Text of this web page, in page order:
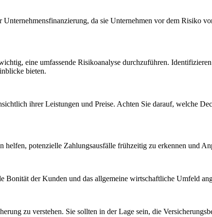
da sie‍ Unternehmen vor dem Risiko
eine umfassende Risikoanalyse⁤ durchzuführen.
bieten.
ihrer Leistungen und Preise. Achten ‌Sie ​darauf, welche
potenzielle Zahlungsausfälle frühzeitig zu erkennen und
der Kunden ⁢und das allgemeine ⁢wirtschaftliche Umfeld
‌zu verstehen. Sie sollten in der Lage sein, die⁣